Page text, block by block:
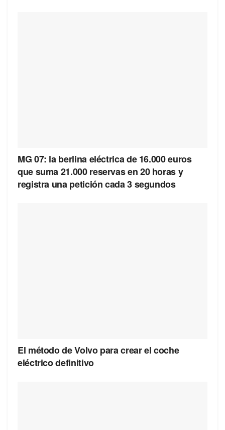
MG 07: la berlina eléctrica de 16.000 euros
que suma 21.000 reservas en 20 horas y
registra una petición cada 3 segundos
El método de Volvo para crear el coche
eléctrico definitivo